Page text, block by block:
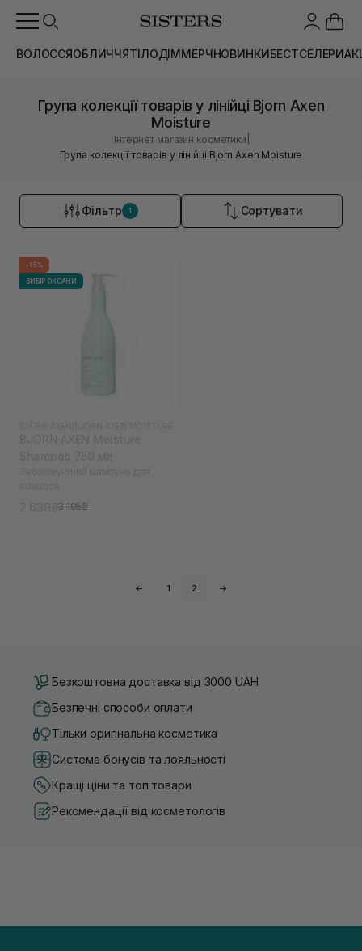
ВОЛОССЯОБЛИЧЧЯТІЛОДІММЕРЧНОВИНКИБЕСТСЕЛЕРИ
Група колекції товарів у лінійці Bjorn Axen
Moisture
Інтернет магазин косметики
Група колекції товарів у лінійці Bjorn Axen Moisture
Фільтр 1 Сортувати
-15%
ВИБІР ОКСАНИ
2 639₴3 105₴
← 1 2 →
Безкоштовна доставка від 3000 UAH
Безпечні способи оплати
Тільки оригінальна косметика
Система бонусів та лояльності
Кращі ціни та топ товари
Рекомендації від косметологів